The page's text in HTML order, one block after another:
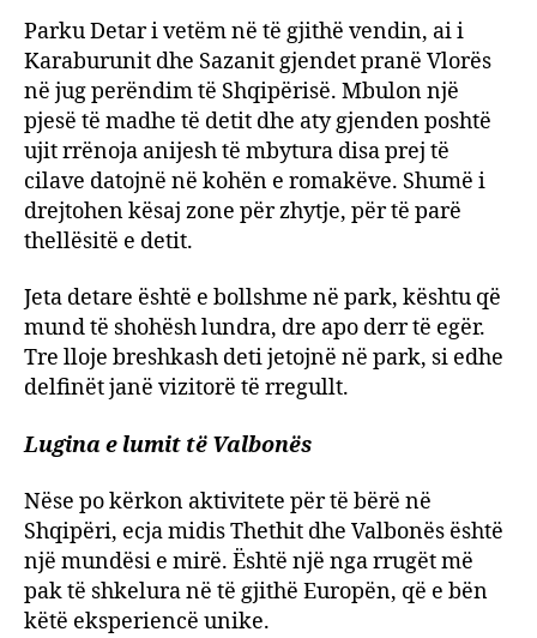
Parku Detar i vetëm në të gjithë vendin, ai i
Karaburunit dhe Sazanit gjendet pranë Vlorës
në jug perëndim të Shqipërisë. Mbulon një
pjesë të madhe të detit dhe aty gjenden poshtë
ujit rrënoja anijesh të mbytura disa prej të
cilave datojnë në kohën e romakëve. Shumë i
drejtohen kësaj zone për zhytje, për të parë
thellësitë e detit.
Jeta detare është e bollshme në park, kështu që
mund të shohësh lundra, dre apo derr të egër.
Tre lloje breshkash deti jetojnë në park, si edhe
delfinët janë vizitorë të rregullt.
Lugina e lumit të Valbonës
Nëse po kërkon aktivitete për të bërë në
Shqipëri, ecja midis Thethit dhe Valbonës është
një mundësi e mirë. Është një nga rrugët më
pak të shkelura në të gjithë Europën, që e bën
këtë eksperiencë unike.